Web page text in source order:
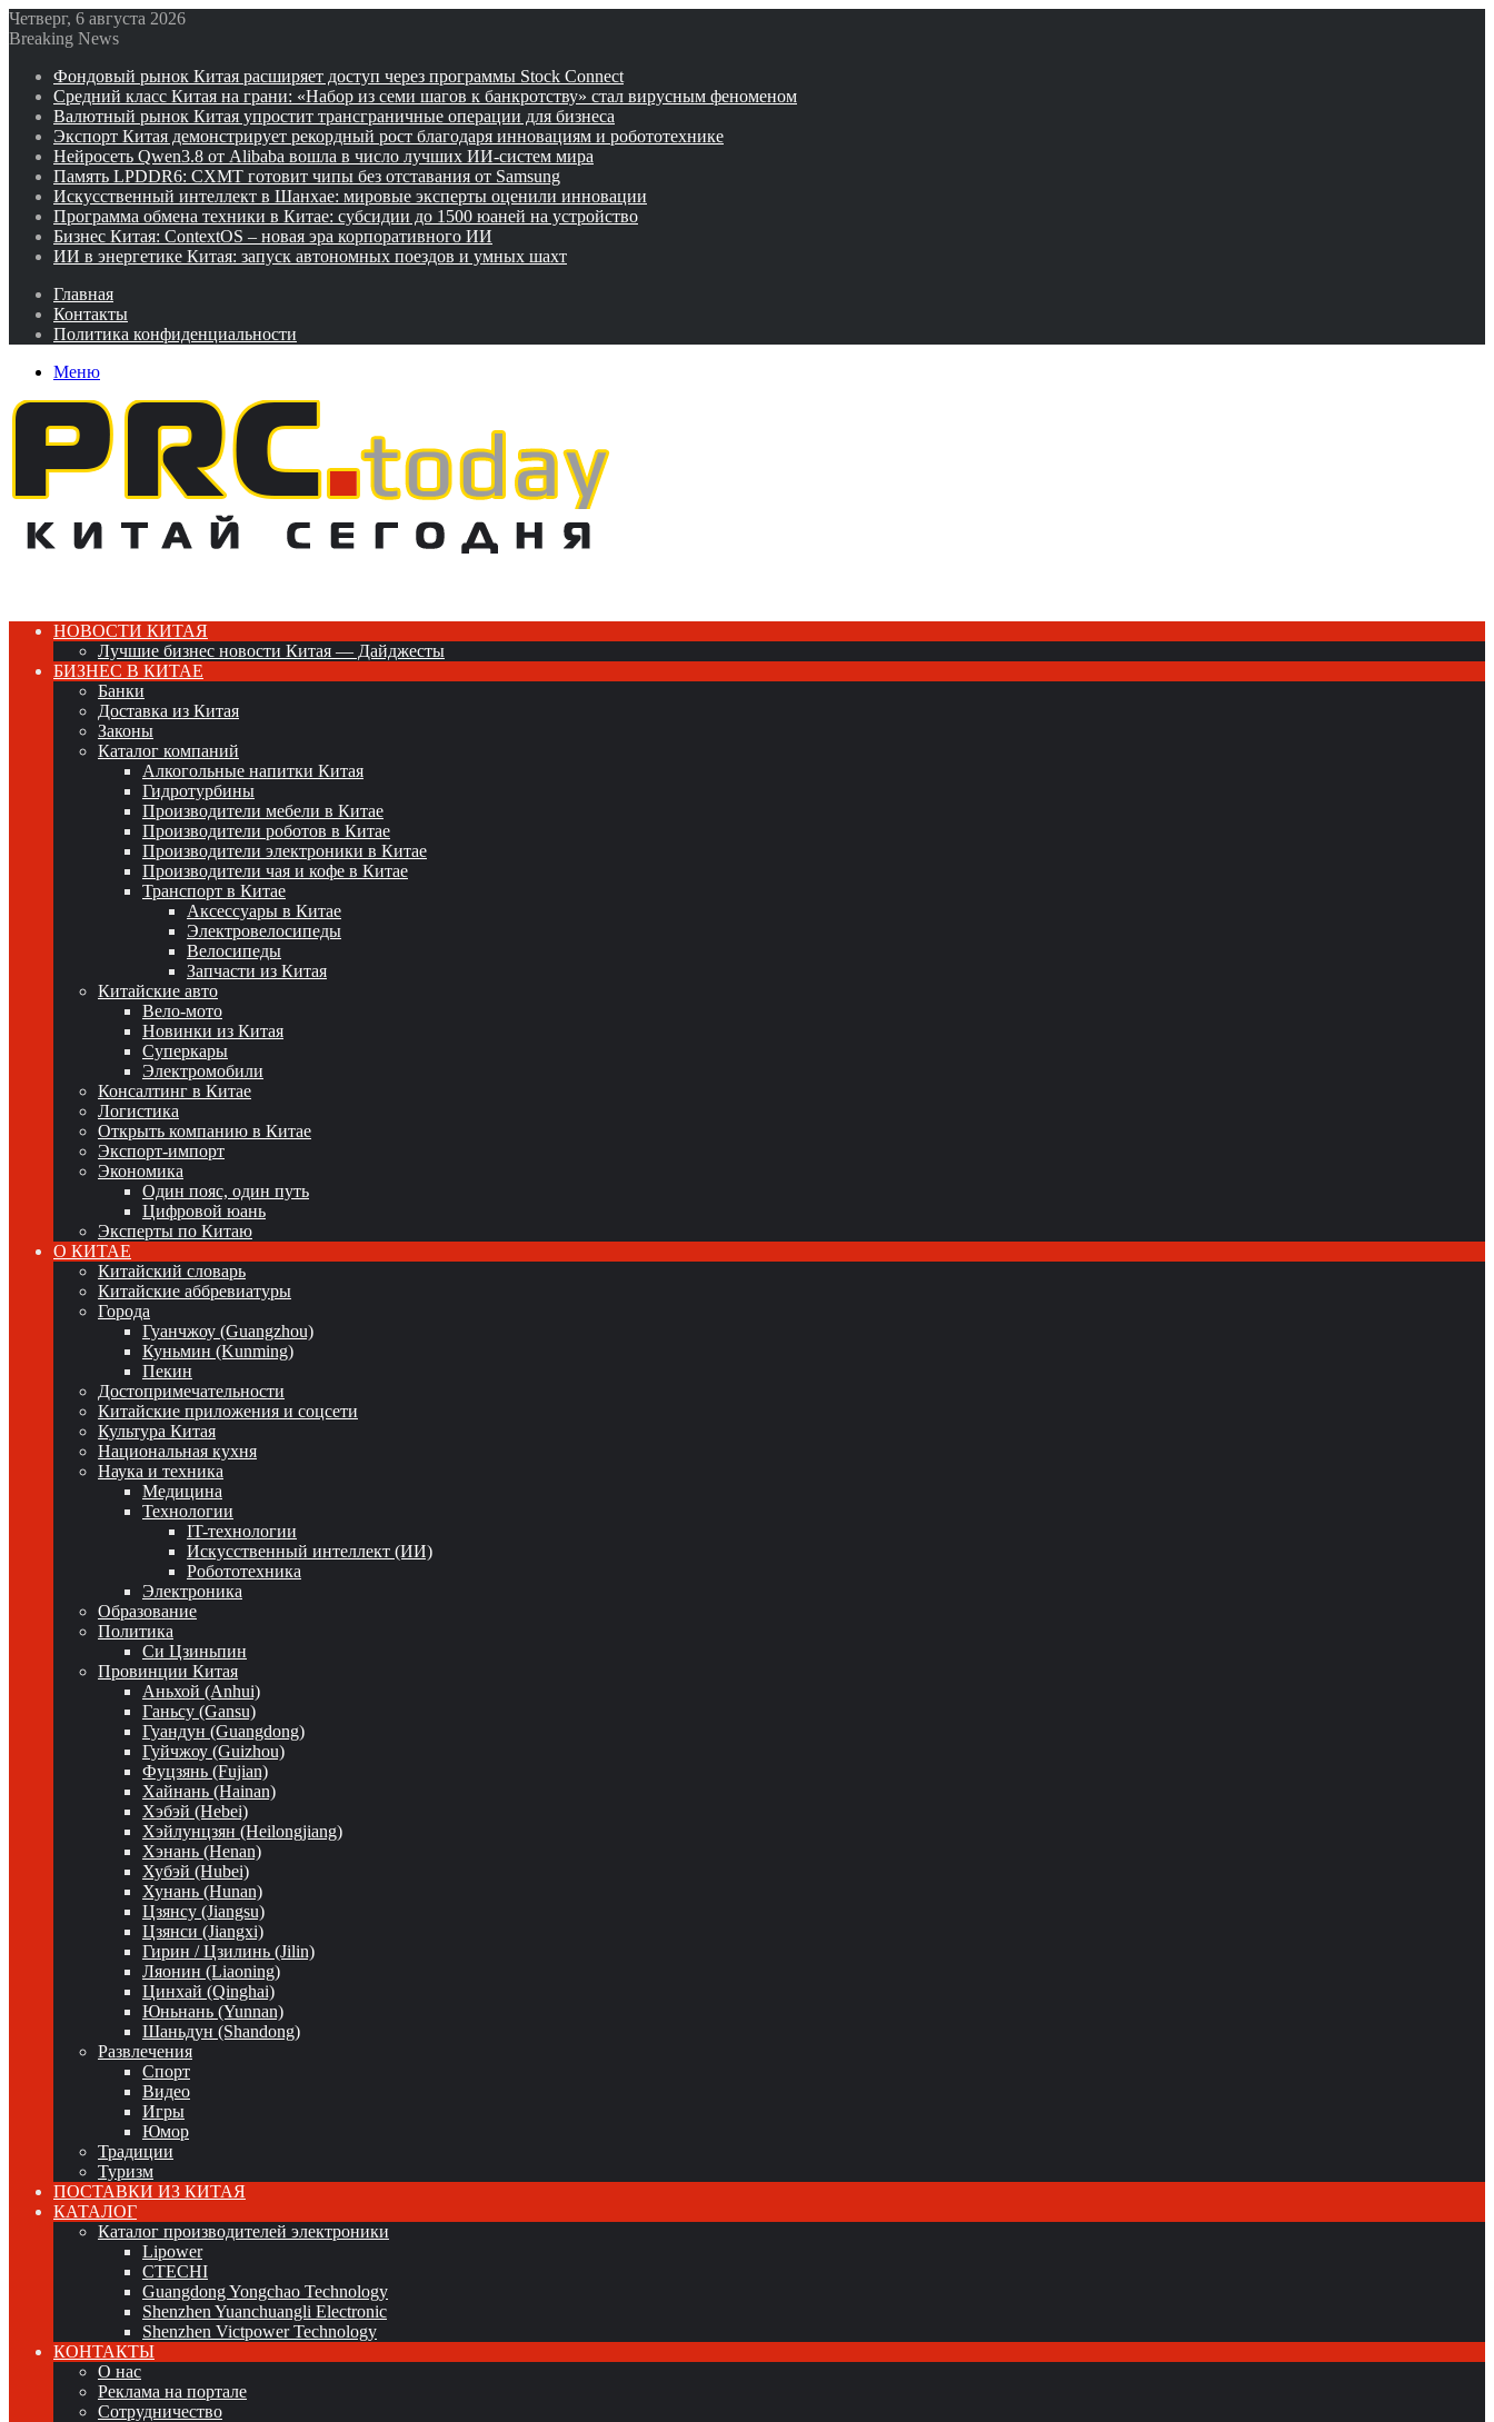
Четверг, 6 августа 2026
Breaking News
Фондовый рынок Китая расширяет доступ через программы Stock Connect
Средний класс Китая на грани: «Набор из семи шагов к банкротству» стал вирусным феноменом
Валютный рынок Китая упростит трансграничные операции для бизнеса
Экспорт Китая демонстрирует рекордный рост благодаря инновациям и робототехнике
Нейросеть Qwen3.8 от Alibaba вошла в число лучших ИИ-систем мира
Память LPDDR6: CXMT готовит чипы без отставания от Samsung
Искусственный интеллект в Шанхае: мировые эксперты оценили инновации
Программа обмена техники в Китае: субсидии до 1500 юаней на устройство
Бизнес Китая: ContextOS – новая эра корпоративного ИИ
ИИ в энергетике Китая: запуск автономных поездов и умных шахт
Главная
Контакты
Политика конфиденциальности
Меню
НОВОСТИ КИТАЯ
Лучшие бизнес новости Китая — Дайджесты
БИЗНЕС В КИТАЕ
Банки
Доставка из Китая
Законы
Каталог компаний
Алкогольные напитки Китая
Гидротурбины
Производители мебели в Китае
Производители роботов в Китае
Производители электроники в Китае
Производители чая и кофе в Китае
Транспорт в Китае
Аксессуары в Китае
Электровелосипеды
Велосипеды
Запчасти из Китая
Китайские авто
Вело-мото
Новинки из Китая
Суперкары
Электромобили
Консалтинг в Китае
Логистика
Открыть компанию в Китае
Экспорт-импорт
Экономика
Один пояс, один путь
Цифровой юань
Эксперты по Китаю
О КИТАЕ
Китайский словарь
Китайские аббревиатуры
Города
Гуанчжоу (Guangzhou)
Куньмин (Kunming)
Пекин
Достопримечательности
Китайские приложения и соцсети
Культура Китая
Национальная кухня
Наука и техника
Медицина
Технологии
IT-технологии
Искусственный интеллект (ИИ)
Робототехника
Электроника
Образование
Политика
Си Цзиньпин
Провинции Китая
Аньхой (Anhui)
Ганьсу (Gansu)
Гуандун (Guangdong)
Гуйчжоу (Guizhou)
Фуцзянь (Fujian)
Хайнань (Hainan)
Хэбэй (Hebei)
Хэйлунцзян (Heilongjiang)
Хэнань (Henan)
Хубэй (Hubei)
Хунань (Hunan)
Цзянсу (Jiangsu)
Цзянси (Jiangxi)
Гирин / Цзилинь (Jilin)
Ляонин (Liaoning)
Цинхай (Qinghai)
Юньнань (Yunnan)
Шаньдун (Shandong)
Развлечения
Спорт
Видео
Игры
Юмор
Традиции
Туризм
ПОСТАВКИ ИЗ КИТАЯ
КАТАЛОГ
Каталог производителей электроники
Lipower
CTECHI
Guangdong Yongchao Technology
Shenzhen Yuanchuangli Electronic
Shenzhen Victpower Technology
КОНТАКТЫ
О нас
Реклама на портале
Сотрудничество